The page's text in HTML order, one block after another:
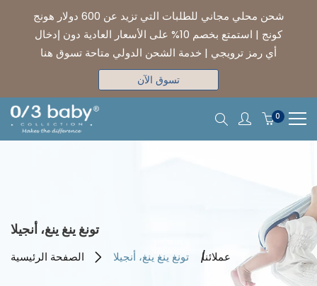
شحن محلي مجاني للطلبات التي تزيد عن 600 دولار هونج
كونج | استمتع بخصم 10% على الأسعار العادية دون إدخال
أي رمز ترويجي | خدمة الشحن الدولي متاحة تسوق هنا
تسوق الآن
0
تونغ ينغ ينغ، أنجيلا
الصفحة الرئيسية عملائنا تونغ ينغ ينغ، أنجيلا